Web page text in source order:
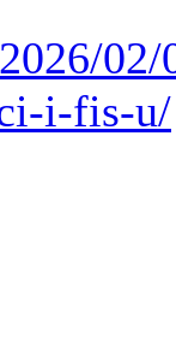
i-fis-u/